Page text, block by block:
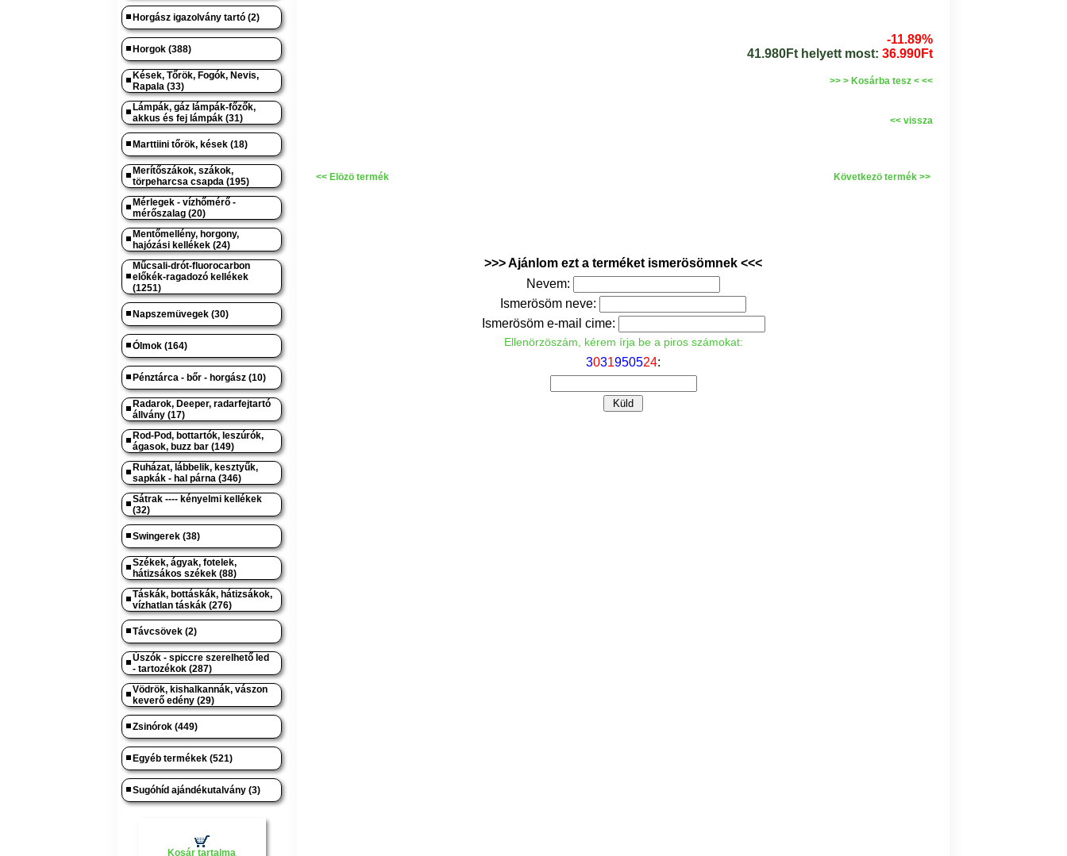
Horgász igazolvány tartó (2)
Horgok (388)
Kések, Tőrök, Fogók, Nevis,
Rapala (33)
Lámpák, gáz lámpák-főzők,
akkus és fej lámpák (31)
Marttiini tőrök, kések (18)
Merítőszákok, szákok,
törpeharcsa csapda (195)
Mérlegek - vízhőmérő -
mérőszalag (20)
Mentőmellény, horgony,
hajózási kellékek (24)
Műcsali-drót-fluorocarbon
előkék-ragadozó kellékek
(1251)
Napszemüvegek (30)
Ólmok (164)
Pénztárca - bőr - horgász (10)
Radarok, Deeper, radarfejtartó
állvány (17)
Rod-Pod, bottartók, leszúrók,
ágasok, buzz bar (149)
Ruházat, lábbelik, kesztyűk,
sapkák - hal párna (346)
Sátrak ---- kényelmi kellékek
(32)
Swingerek (38)
Székek, ágyak, fotelek,
hátizsákos székek (88)
Táskák, bottáskák, hátizsákok,
vízhatlan táskák (276)
Távcsövek (2)
Úszók - spiccre szerelhető led
- tartozékok (287)
Vödrök, kishalkannák, vászon
keverő edény (29)
Zsinórok (449)
Egyéb termékek (521)
Sugóhíd ajándékutalvány (3)
Kosár tartalma
-11.89%
41.980Ft helyett most: 36.990Ft
>> > Kosárba tesz < <<
<< vissza
<< Elözö termék Következö termék >>
>>> Ajánlom ezt a terméket ismerösömnek <<<
Nevem:
Ismerösöm neve:
Ismerösöm e-mail cime:
Ellenörzöszám, kérem írja be a piros számokat:
3031950524: